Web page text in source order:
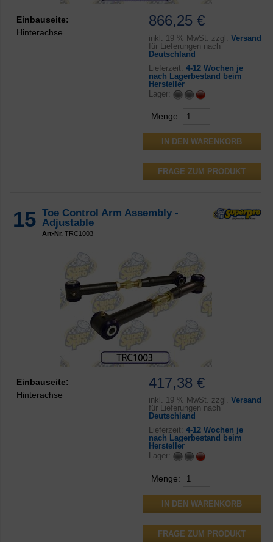
866,25 €
inkl. 19 % MwSt. zzgl. Versand
für Lieferungen nach
Deutschland
Lieferzeit: 4-12 Wochen je
nach Lagerbestand beim
Hersteller
Lager:
Menge:
FRAGE ZUM PRODUKT
Einbauseite:
Hinterachse
15 Toe Control Arm Assembly -
Adjustable
Art-Nr. TRC1003
417,38 €
inkl. 19 % MwSt. zzgl. Versand
für Lieferungen nach
Deutschland
Lieferzeit: 4-12 Wochen je
nach Lagerbestand beim
Hersteller
Lager:
Menge:
FRAGE ZUM PRODUKT
Einbauseite:
Hinterachse